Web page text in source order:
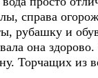
справа
рубашку и
она
Торчащих из